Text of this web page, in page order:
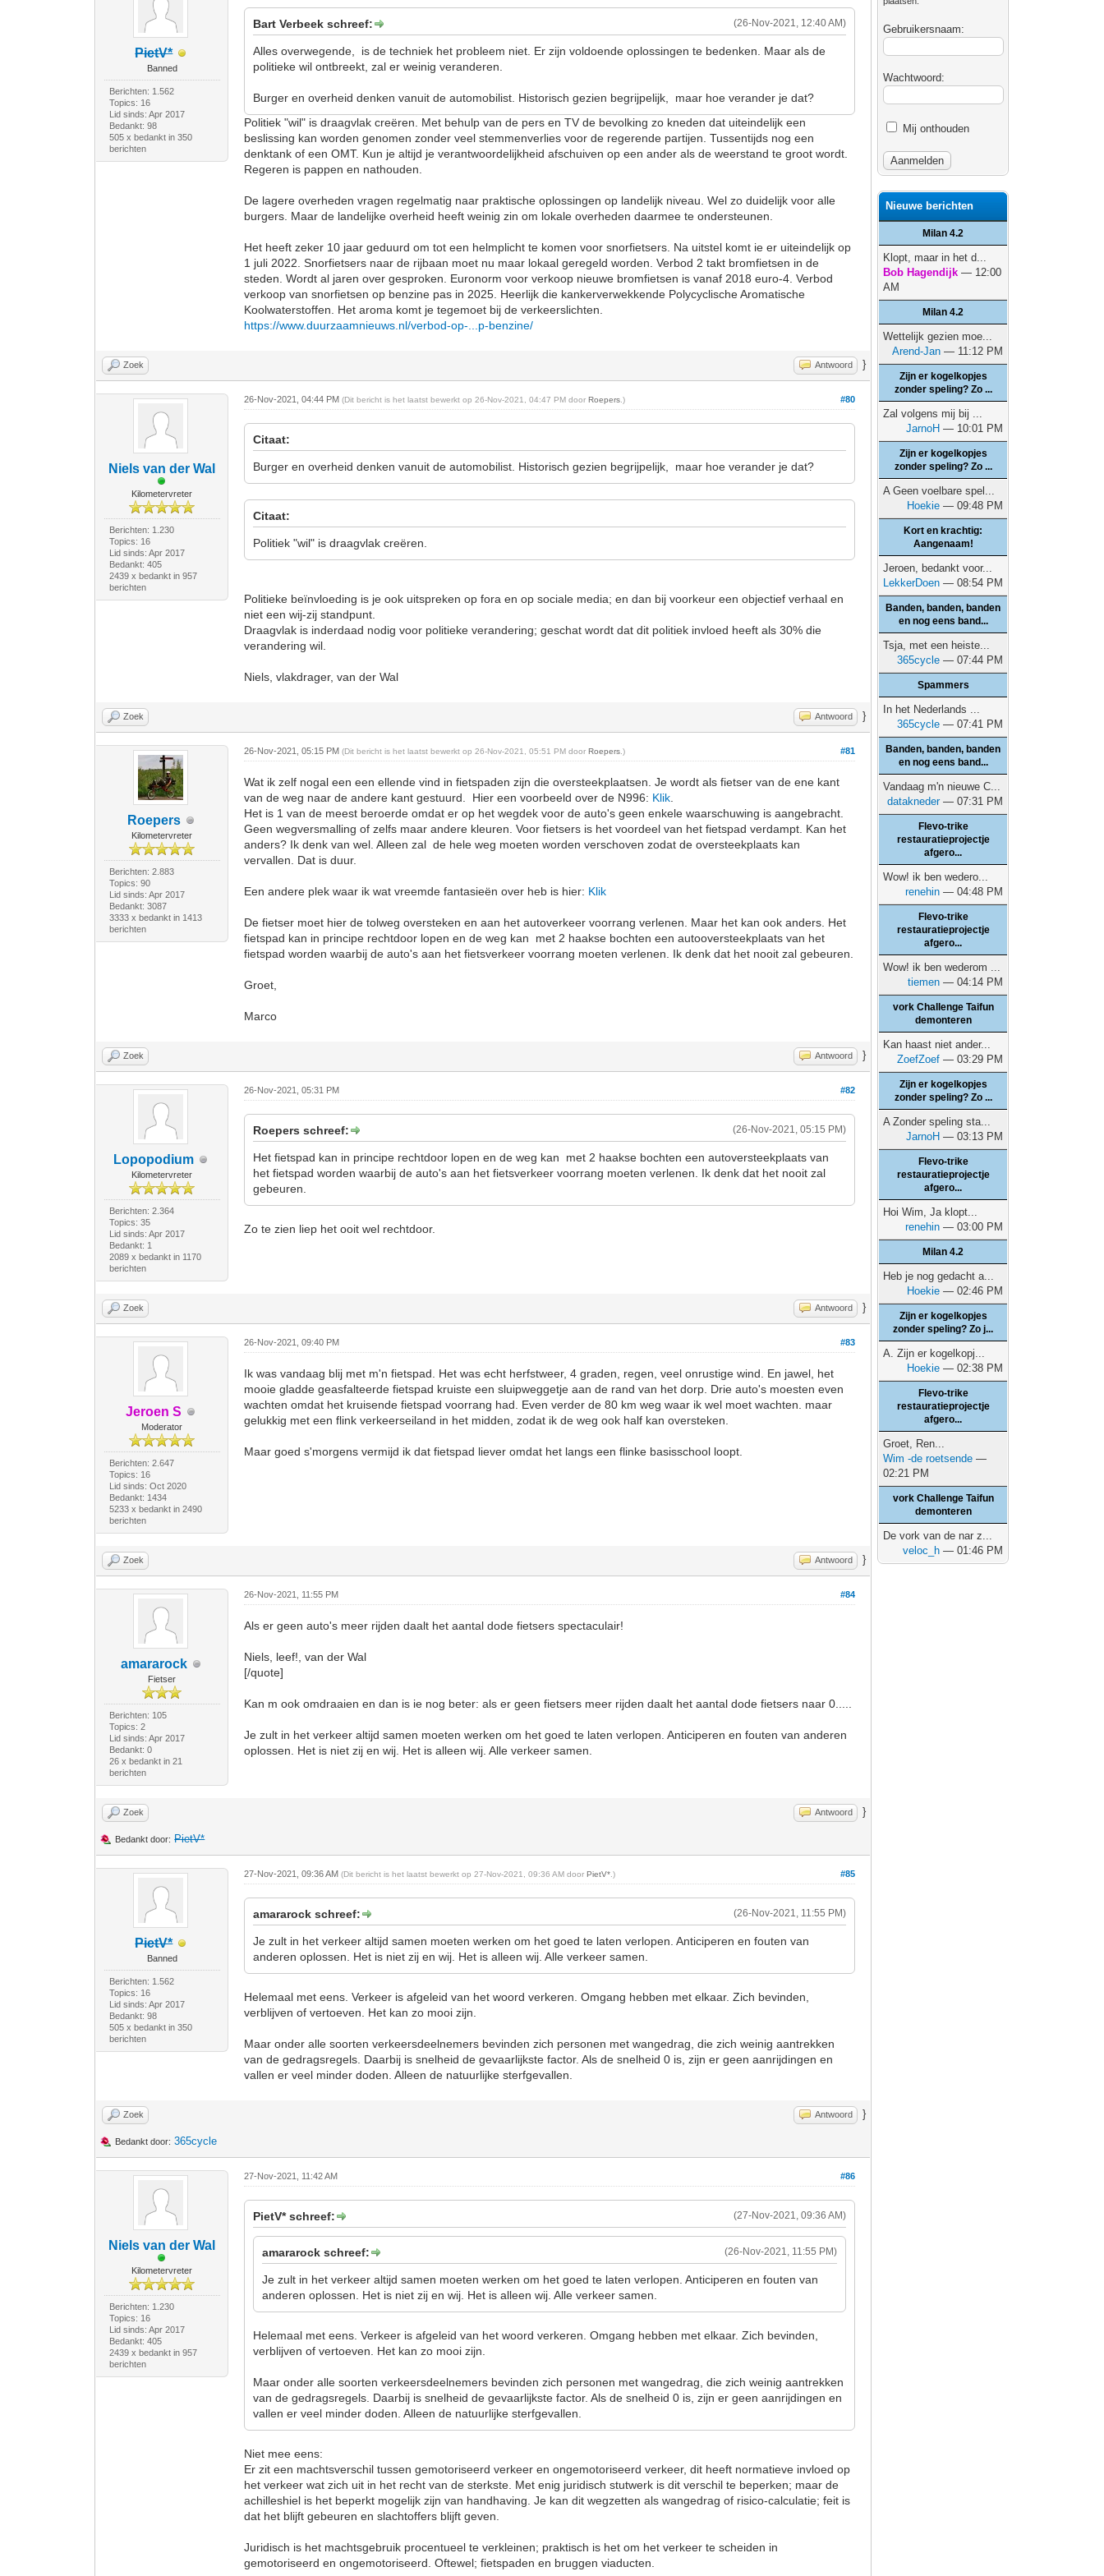
PietV*
Banned
Berichten: 1.562
Topics: 16
Lid sinds: Apr 2017
Bedankt: 98
505 x bedankt in 350
berichten
(26-Nov-2021, 12:40 AM)
Bart Verbeek schreef:
Alles overwegende, is de techniek het probleem niet. Er zijn voldoende oplossingen te bedenken. Maar als de
politieke wil ontbreekt, zal er weinig veranderen.
Burger en overheid denken vanuit de automobilist. Historisch gezien begrijpelijk, maar hoe verander je dat?
Politiek "wil" is draagvlak creëren. Met behulp van de pers en TV de bevolking zo kneden dat uiteindelijk een
beslissing kan worden genomen zonder veel stemmenverlies voor de regerende partijen. Tussentijds nog een
denktank of een OMT. Kun je altijd je verantwoordelijkheid afschuiven op een ander als de weerstand te groot wordt.
Regeren is pappen en nathouden.
De lagere overheden vragen regelmatig naar praktische oplossingen op landelijk niveau. Wel zo duidelijk voor alle
burgers. Maar de landelijke overheid heeft weinig zin om lokale overheden daarmee te ondersteunen.
Het heeft zeker 10 jaar geduurd om tot een helmplicht te komen voor snorfietsers. Na uitstel komt ie er uiteindelijk op
1 juli 2022. Snorfietsers naar de rijbaan moet nu maar lokaal geregeld worden. Verbod 2 takt bromfietsen in de
steden. Wordt al jaren over gesproken. Euronorm voor verkoop nieuwe bromfietsen is vanaf 2018 euro-4. Verbod
verkoop van snorfietsen op benzine pas in 2025. Heerlijk die kankerverwekkende Polycyclische Aromatische
Koolwaterstoffen. Het aroma komt je tegemoet bij de verkeerslichten.
https://www.duurzaamnieuws.nl/verbod-op-...p-benzine/
Zoek Antwoord }
Niels van der Wal
Kilometervreter
Berichten: 1.230
Topics: 16
Lid sinds: Apr 2017
Bedankt: 405
2439 x bedankt in 957
berichten
#80
26-Nov-2021, 04:44 PM(Dit bericht is het laatst bewerkt op 26-Nov-2021, 04:47 PM doorRoepers .)
Citaat:
Burger en overheid denken vanuit de automobilist. Historisch gezien begrijpelijk, maar hoe verander je dat?
Citaat:
Politiek "wil" is draagvlak creëren.
Politieke beïnvloeding is je ook uitspreken op fora en op sociale media; en dan bij voorkeur een objectief verhaal en
niet een wij-zij standpunt.
Draagvlak is inderdaad nodig voor politieke verandering; geschat wordt dat dit politiek invloed heeft als 30% die
verandering wil.
Niels, vlakdrager, van der Wal
Zoek Antwoord }
Roepers
Kilometervreter
Berichten: 2.883
Topics: 90
Lid sinds: Apr 2017
Bedankt: 3087
3333 x bedankt in 1413
berichten
#81
26-Nov-2021, 05:15 PM(Dit bericht is het laatst bewerkt op 26-Nov-2021, 05:51 PM doorRoepers .)
Wat ik zelf nogal een een ellende vind in fietspaden zijn die oversteekplaatsen. Je wordt als fietser van de ene kant
van de weg naar de andere kant gestuurd. Hier een voorbeeld over de N996: Klik
Het is 1 van de meest beroerde omdat er op het wegdek voor de auto's geen enkele waarschuwing is aangebracht.
Geen wegversmalling of zelfs maar andere kleuren. Voor fietsers is het voordeel van het fietspad verdampt. Kan het
anders? Ik denk van wel. Alleen zal de hele weg moeten worden verschoven zodat de oversteekplaats kan
vervallen. Dat is duur.
Een andere plek waar ik wat vreemde fantasieën over heb is hier: Klik
De fietser moet hier de tolweg oversteken en aan het autoverkeer voorrang verlenen. Maar het kan ook anders. Het
fietspad kan in principe rechtdoor lopen en de weg kan met 2 haakse bochten een autooversteekplaats van het
fietspad worden waarbij de auto's aan het fietsverkeer voorrang moeten verlenen. Ik denk dat het nooit zal gebeuren.
Groet,
Marco
Zoek Antwoord }
Lopopodium
Kilometervreter
Berichten: 2.364
Topics: 35
Lid sinds: Apr 2017
Bedankt: 1
2089 x bedankt in 1170
berichten
#82
26-Nov-2021, 05:31 PM
(26-Nov-2021, 05:15 PM)
Roepers schreef:
Het fietspad kan in principe rechtdoor lopen en de weg kan met 2 haakse bochten een autoversteekplaats van
het fietspad worden waarbij de auto's aan het fietsverkeer voorrang moeten verlenen. Ik denk dat het nooit zal
gebeuren.
Zo te zien liep het ooit wel rechtdoor.
Zoek Antwoord }
Jeroen S
Moderator
Berichten: 2.647
Topics: 16
Lid sinds: Oct 2020
Bedankt: 1434
5233 x bedankt in 2490
berichten
#83
26-Nov-2021, 09:40 PM
Ik was vandaag blij met m'n fietspad. Het was echt herfstweer, 4 graden, regen, veel onrustige wind. En jawel, het
mooie gladde geasfalteerde fietspad kruiste een sluipweggetje aan de rand van het dorp. Drie auto's moesten even
wachten omdat het kruisende fietspad voorrang had. Even verder de 80 km weg waar ik wel moet wachten. maar
gelukkig met een flink verkeerseiland in het midden, zodat ik de weg ook half kan oversteken.
Maar goed s'morgens vermijd ik dat fietspad liever omdat het langs een flinke basisschool loopt.
Zoek Antwoord }
amararock
Fietser
Berichten: 105
Topics: 2
Lid sinds: Apr 2017
Bedankt: 0
26 x bedankt in 21
berichten
#84
26-Nov-2021, 11:55 PM
Als er geen auto's meer rijden daalt het aantal dode fietsers spectaculair!
Niels, leef!, van der Wal
[/quote]
Kan m ook omdraaien en dan is ie nog beter: als er geen fietsers meer rijden daalt het aantal dode fietsers naar 0.....
Je zult in het verkeer altijd samen moeten werken om het goed te laten verlopen. Anticiperen en fouten van anderen
oplossen. Het is niet zij en wij. Het is alleen wij. Alle verkeer samen.
Zoek Antwoord }
Bedankt door: PietV*
PietV*
Banned
Berichten: 1.562
Topics: 16
Lid sinds: Apr 2017
Bedankt: 98
505 x bedankt in 350
berichten
#85
27-Nov-2021, 09:36 AM(Dit bericht is het laatst bewerkt op 27-Nov-2021, 09:36 AM doorPietV* .)
(26-Nov-2021, 11:55 PM)
amararock schreef:
Je zult in het verkeer altijd samen moeten werken om het goed te laten verlopen. Anticiperen en fouten van
anderen oplossen. Het is niet zij en wij. Het is alleen wij. Alle verkeer samen.
Helemaal met eens. Verkeer is afgeleid van het woord verkeren. Omgang hebben met elkaar. Zich bevinden,
verblijven of vertoeven. Het kan zo mooi zijn.
Maar onder alle soorten verkeersdeelnemers bevinden zich personen met wangedrag, die zich weinig aantrekken
van de gedragsregels. Daarbij is snelheid de gevaarlijkste factor. Als de snelheid 0 is, zijn er geen aanrijdingen en
vallen er veel minder doden. Alleen de natuurlijke sterfgevallen.
Zoek Antwoord }
Bedankt door: 365cycle
Niels van der Wal
Kilometervreter
Berichten: 1.230
Topics: 16
Lid sinds: Apr 2017
Bedankt: 405
2439 x bedankt in 957
berichten
#86
27-Nov-2021, 11:42 AM
(27-Nov-2021, 09:36 AM)
PietV* schreef:
(26-Nov-2021, 11:55 PM)
amararock schreef:
Je zult in het verkeer altijd samen moeten werken om het goed te laten verlopen. Anticiperen en fouten van
anderen oplossen. Het is niet zij en wij. Het is alleen wij. Alle verkeer samen.
Helemaal met eens. Verkeer is afgeleid van het woord verkeren. Omgang hebben met elkaar. Zich bevinden,
verblijven of vertoeven. Het kan zo mooi zijn.
Maar onder alle soorten verkeersdeelnemers bevinden zich personen met wangedrag, die zich weinig aantrekken
van de gedragsregels. Daarbij is snelheid de gevaarlijkste factor. Als de snelheid 0 is, zijn er geen aanrijdingen en
vallen er veel minder doden. Alleen de natuurlijke sterfgevallen.
Niet mee eens:
Er zit een machtsverschil tussen gemotoriseerd verkeer en ongemotoriseerd verkeer, dit heeft normatieve invloed op
het verkeer wat zich uit in het recht van de sterkste. Met enig juridisch stutwerk is dit verschil te beperken; maar de
achilleshiel is het beperkt mogelijk zijn van handhaving. Je kan dit wegzetten als wangedrag of risico-calculatie; feit is
dat het blijft gebeuren en slachtoffers blijft geven.
Juridisch is het machtsgebruik procentueel te verkleinen; praktisch is het om het verkeer te scheiden in
gemotoriseerd en ongemotoriseerd. Oftewel; fietspaden en bruggen viaducten.
Gebruikersnaam:
Wachtwoord:
Mij onthouden
Nieuwe berichten
Milan 4.2
Klopt, maar in het d...
Bob Hagendijk — 12:00
AM
Milan 4.2
Wettelijk gezien moe...
Arend-Jan — 11:12 PM
Zijn er kogelkopjes
zonder speling? Zo ...
Zal volgens mij bij ...
JarnoH — 10:01 PM
Zijn er kogelkopjes
zonder speling? Zo ...
A Geen voelbare spel...
Hoekie — 09:48 PM
Kort en krachtig:
Aangenaam!
Jeroen, bedankt voor...
LekkerDoen — 08:54 PM
Banden, banden, banden
en nog eens band...
Tsja, met een heiste...
365cycle — 07:44 PM
Spammers
In het Nederlands ...
365cycle — 07:41 PM
Banden, banden, banden
en nog eens band...
Vandaag m'n nieuwe C...
datakneder— 07:31 PM
Flevo-trike
restauratieprojectje
afgero...
Wow! ik ben wedero...
renehin — 04:48 PM
Flevo-trike
restauratieprojectje
afgero...
Wow! ik ben wederom ...
tiemen — 04:14 PM
vork Challenge Taifun
demonteren
Kan haast niet ander...
ZoefZoef — 03:29 PM
Zijn er kogelkopjes
zonder speling? Zo ...
A Zonder speling sta...
JarnoH — 03:13 PM
Flevo-trike
restauratieprojectje
afgero...
Hoi Wim, Ja klopt...
renehin — 03:00 PM
Milan 4.2
Heb je nog gedacht a...
Hoekie — 02:46 PM
Zijn er kogelkopjes
zonder speling? Zo j...
A. Zijn er kogelkopj...
Hoekie — 02:38 PM
Flevo-trike
restauratieprojectje
afgero...
Groet, Ren...
Wim -de roetsende —
02:21 PM
vork Challenge Taifun
demonteren
De vork van de nar z...
veloc_h — 01:46 PM